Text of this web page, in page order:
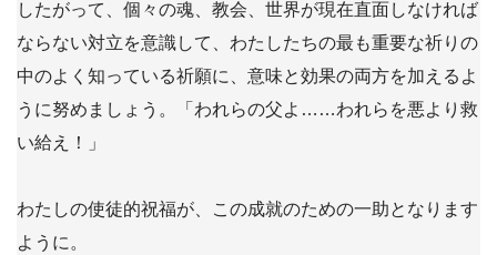
したがって、個々の魂、教会、世界が現在直面しなければ
ならない対立を意識して、わたしたちの最も重要な祈りの
中のよく知っている祈願に、意味と効果の両方を加えるよ
うに努めましょう。「われらの父よ……われらを悪より救
い給え！」
わたしの使徒的祝福が、この成就のための一助となります
ように。